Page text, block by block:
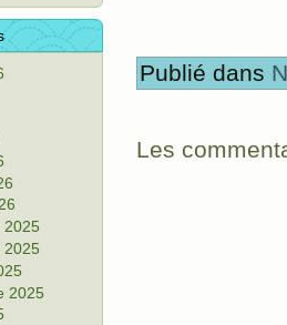
2025
2025
2025
Publié dans
Les